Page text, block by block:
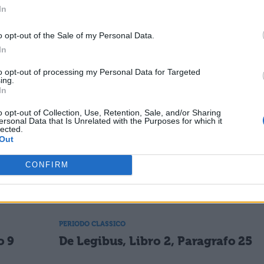
opt-out of the Sale of my Personal Data.
opt-out of processing my Personal Data for Targeted
opt-out of Collection, Use, Retention, Sale, and/or Sharing
Data that Is Unrelated with the Purposes for which it
CONFIRM
5
PERIODO CLASSICO
De Legibus, Libro 1, Paragrafo 22
39
PERIODO CLASSICO
De Legibus, Libro 1, Paragrafo 56
9
PERIODO CLASSICO
De Legibus, Libro 2, Paragrafo 25